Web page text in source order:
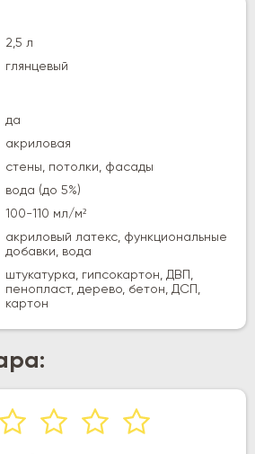
2,5 л
глянцевый
да
акриловая
стены, потолки, фасады
вода (до 5%)
100-110 мл/м²
акриловый латекс, функциональные
добавки, вода
штукатурка, гипсокартон, ДВП,
пенопласт, дерево, бетон, ДСП,
картон